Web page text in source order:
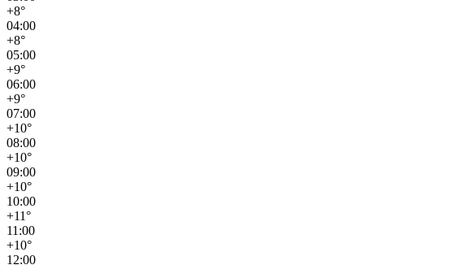
+8°
04:00
+8°
05:00
+9°
06:00
+9°
07:00
+10°
08:00
+10°
09:00
+10°
10:00
+11°
11:00
+10°
12:00